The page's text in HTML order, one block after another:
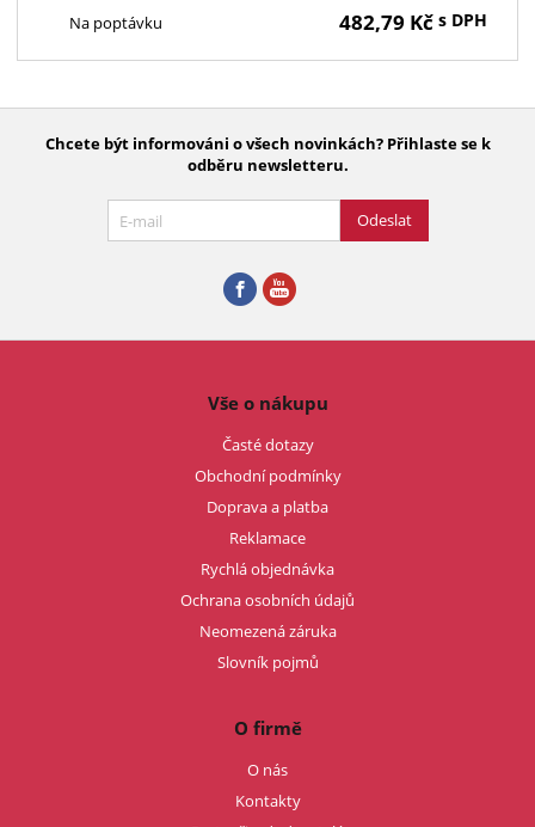
Na poptávku 482,79 Kč s DPH
Chcete být informováni o všech novinkách? Přihlaste se k
odběru newsletteru.
Odeslat
Vše o nákupu
Časté dotazy
Obchodní podmínky
Doprava a platba
Reklamace
Rychlá objednávka
Ochrana osobních údajů
Neomezená záruka
Slovník pojmů
O firmě
O nás
Kontakty